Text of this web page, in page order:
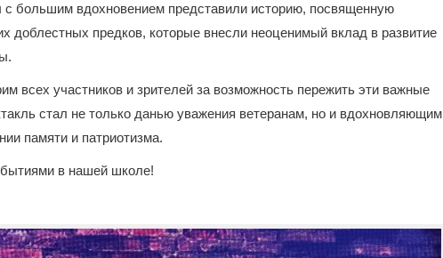
большим вдохновением представили историю, посвященную
доблестных предков, которые внесли неоценимый вклад в развитие
всех участников и зрителей за возможность пережить эти важные
стал не только данью уважения ветеранам, но и вдохновляющим
памяти и патриотизма.
в нашей школе!